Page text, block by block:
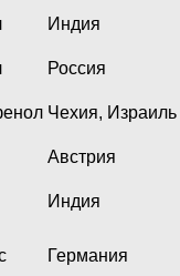
Индия
Россия
Чехия, Израиль
Австрия
Индия
Германия